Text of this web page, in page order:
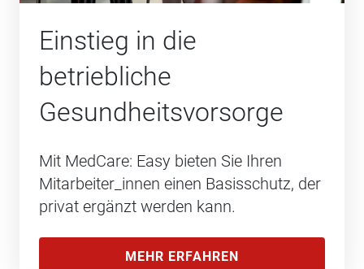
Einstieg in die
betriebliche
Gesundheits­vorsorge
Mit MedCare: Easy bieten Sie Ihren
Mitarbeiter_innen einen Basisschutz, der
privat ergänzt werden kann.
MEHR ERFAHREN